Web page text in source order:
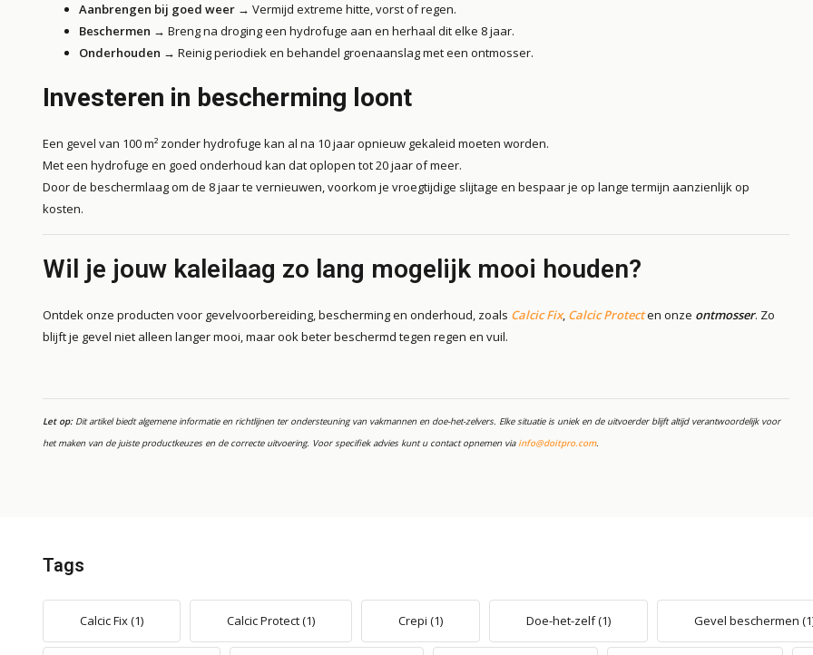
Aanbrengen bij goed weer → Vermijd extreme hitte, vorst of regen.
Beschermen → Breng na droging een hydrofuge aan en herhaal dit elke 8 jaar.
Onderhouden → Reinig periodiek en behandel groenaanslag met een ontmosser.
Investeren in bescherming loont
Een gevel van 100 m² zonder hydrofuge kan al na 10 jaar opnieuw gekaleid moeten worden.
Met een hydrofuge en goed onderhoud kan dat oplopen tot 20 jaar of meer.
Door de beschermlaag om de 8 jaar te vernieuwen, voorkom je vroegtijdige slijtage en bespaar je op lange termijn aanzienlijk op
kosten.
Wil je jouw kaleilaag zo lang mogelijk mooi houden?
Ontdek onze producten voor gevelvoorbereiding, bescherming en onderhoud, zoals Calcic Fix, Calcic Protecten onze ontmosser. Zo
blijft je gevel niet alleen langer mooi, maar ook beter beschermd tegen regen en vuil.
Let op: Dit artikel biedt algemene informatie en richtlijnen ter ondersteuning van vakmannen en doe-het-zelvers. Elke situatie is uniek en de uitvoerder blijft altijd verantwoordelijk voor
het maken van de juiste productkeuzes en de correcte uitvoering. Voor specifiek advies kunt u contact opnemen via info@doitpro.com.
Tags
Calcic Fix(1) Calcic Protect(1) Crepi (1) Doe-het-zelf(1) Gevel beschermen